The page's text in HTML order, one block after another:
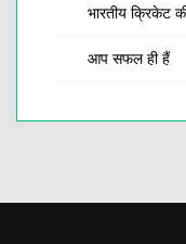
भारतीय क्रिकेट
आप सफल ही हैं